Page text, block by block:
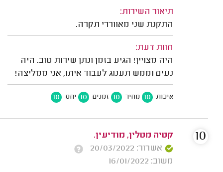
תיאור השירות:
התקנת שני מאווררי תקרה.
חוות דעת:
היה מצויין! הגיע בזמן ונתן שירות טוב. היה
נעים וממש תענוג לעבוד איתו, אני ממליצה!
איכות 10 מחיר 10 זמנים 10 יחס 10
קטיה מטלין, מודיעין.
אשרור: 20/03/2022
משוב: 16/01/2022
10